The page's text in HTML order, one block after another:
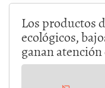
Los productos
ecológicos,
ganan atención